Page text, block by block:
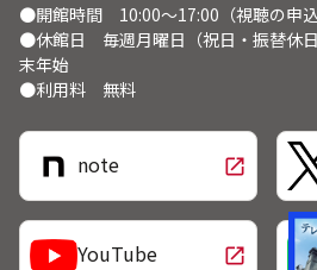
●開館時間 10:00～17:00（視聴の申込
●休館日 毎週月曜日（祝日・振替休
末年始
●利用料 無料
note open_in_new
YouTube open_in_new